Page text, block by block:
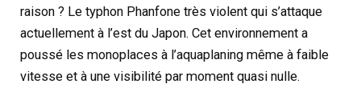
raison ? Le typhon Phanfone très violent qui s’attaque
actuellement à l’est du Japon. Cet environnement a
poussé les monoplaces à l’aquaplaning même à faible
vitesse et à une visibilité par moment quasi nulle.